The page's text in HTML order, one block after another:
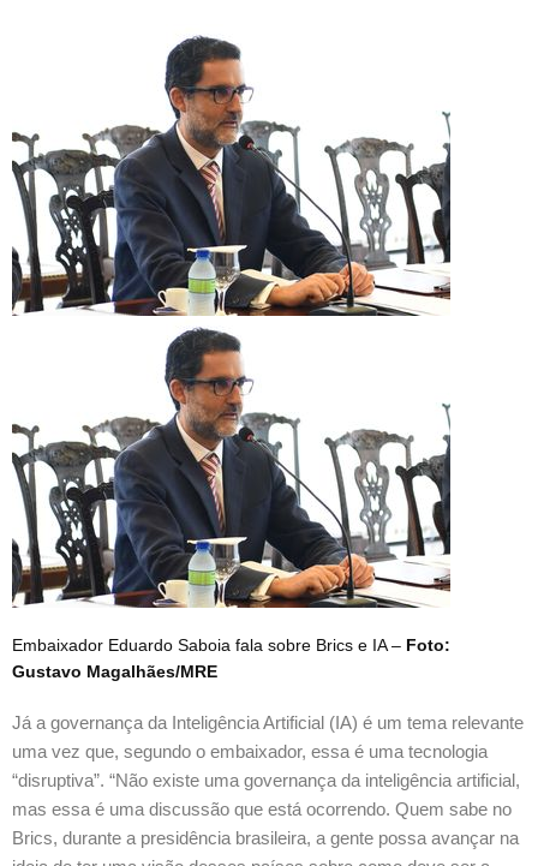
Embaixador Eduardo Saboia fala sobre Brics e IA – Foto:
Gustavo Magalhães/MRE
Já a governança da Inteligência Artificial (IA) é um tema relevante
uma vez que, segundo o embaixador, essa é uma tecnologia
“disruptiva”. “Não existe uma governança da inteligência artificial,
mas essa é uma discussão que está ocorrendo. Quem sabe no
Brics, durante a presidência brasileira, a gente possa avançar na